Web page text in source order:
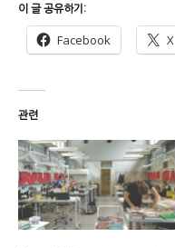
이 글 공유하기:
Facebook X
관련